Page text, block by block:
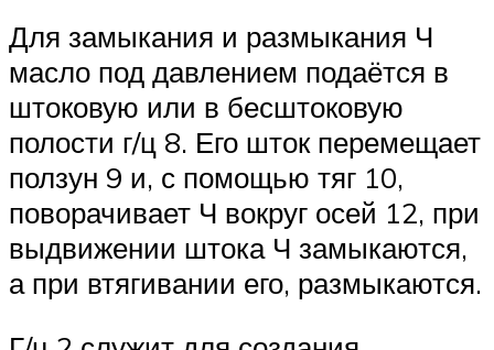
Для замыкания и размыкания Ч
масло под давлением подаётся в
штоковую или в бесштоковую
полости г/ц 8. Его шток перемещает
ползун 9 и, с помощью тяг 10,
поворачивает Ч вокруг осей 12, при
выдвижении штока Ч замыкаются,
а при втягивании его, размыкаются.